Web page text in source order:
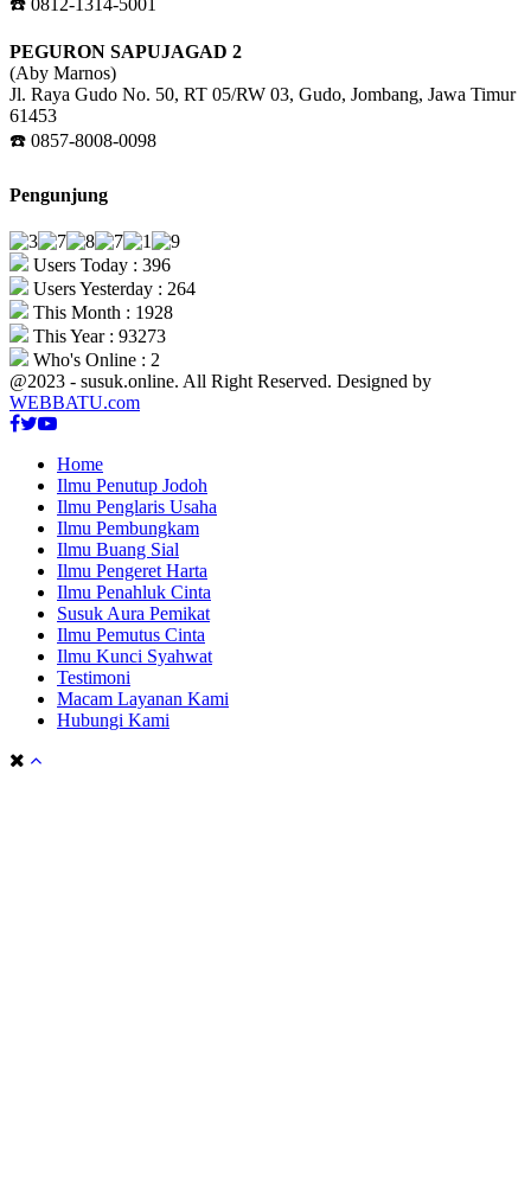
☎️ 0812-1314-5001
PEGURON SAPUJAGAD 2
(Aby Marnos)
Jl. Raya Gudo No. 50, RT 05/RW 03, Gudo, Jombang, Jawa Timur
61453
☎️ 0857-8008-0098
Pengunjung
Users Today : 396
Users Yesterday : 264
This Month : 1928
This Year : 93273
Who's Online : 2
@2023 - susuk.online. All Right Reserved. Designed by
WEBBATU.com
Facebook
Twitter
Youtube
Home
Ilmu Penutup Jodoh
Ilmu Penglaris Usaha
Ilmu Pembungkam
Ilmu Buang Sial
Ilmu Pengeret Harta
Ilmu Penahluk Cinta
Susuk Aura Pemikat
Ilmu Pemutus Cinta
Ilmu Kunci Syahwat
Testimoni
Macam Layanan Kami
Hubungi Kami